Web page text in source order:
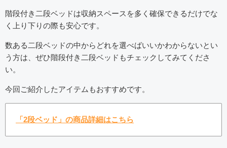
階段付き二段ベッドは収納スペースを多く確保できるだけでな
く上り下りの際も安心です。
数ある二段ベッドの中からどれを選べばいいかわからないとい
う方は、ぜひ階段付き二段ベッドもチェックしてみてくださ
い。
今回ご紹介したアイテムもおすすめです。
「2段ベッド」の商品詳細はこちら